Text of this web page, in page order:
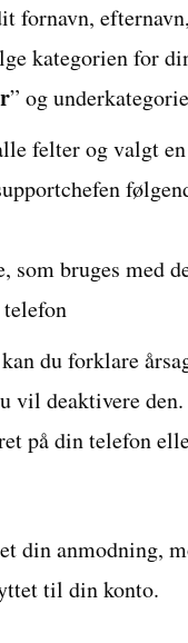
fornavn,
kategorien for
” og
felter og valgt
som bruges med
du forklare
vil deaktivere
på din telefon
din anmodning,
til din konto.